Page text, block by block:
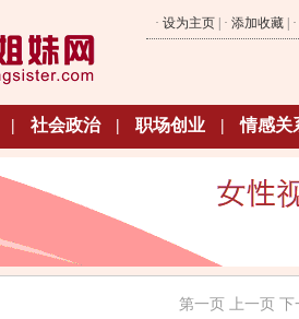
· 设为主页 | · 添加收藏 | ·
| 社会政治 | 职场创业 | 情感关
第一页 上一页 下